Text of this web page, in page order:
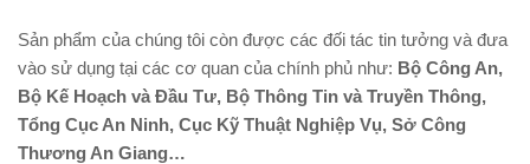
Sản phẩm của chúng tôi còn được các đối tác tin tưởng và đưa
vào sử dụng tại các cơ quan của chính phủ như: Bộ Công An,
Bộ Kế Hoạch và Đầu Tư, Bộ Thông Tin và Truyền Thông,
Tổng Cục An Ninh, Cục Kỹ Thuật Nghiệp Vụ, Sở Công
Thương An Giang…